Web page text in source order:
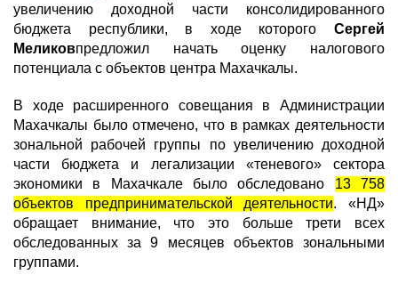
увеличению доходной части консолидированного
бюджета республики, в ходе которого Сергей
Меликовпредложил начать оценку налогового
потенциала с объектов центра Махачкалы.
В ходе расширенного совещания в Администрации
Махачкалы было отмечено, что в рамках деятельности
зональной рабочей группы по увеличению доходной
части бюджета и легализации «теневого» сектора
экономики в Махачкале было обследовано 13 758
объектов предпринимательской деятельности. «НД»
обращает внимание, что это больше трети всех
обследованных за 9 месяцев объектов зональными
группами.